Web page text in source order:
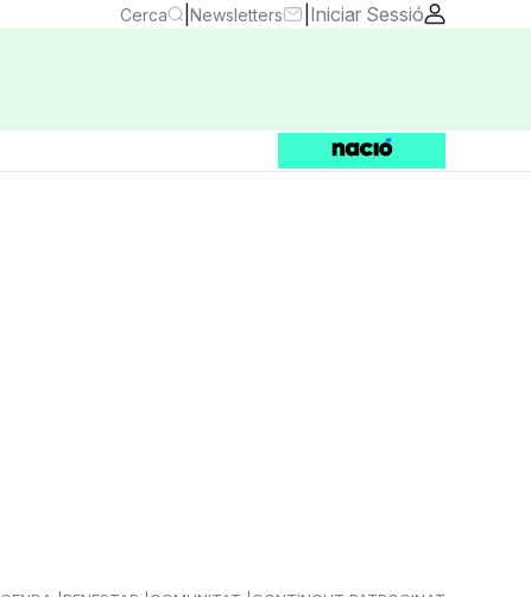
Cerca Newsletters Iniciar Sessió